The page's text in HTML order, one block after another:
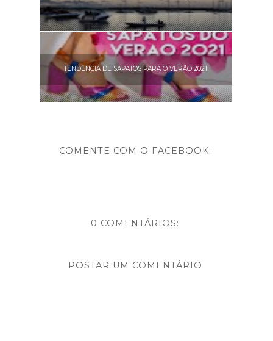
TENDÊNCIA DE SAPATOS PARA O VERÃO 2021
COMENTE COM O FACEBOOK:
0 COMENTÁRIOS:
POSTAR UM COMENTÁRIO